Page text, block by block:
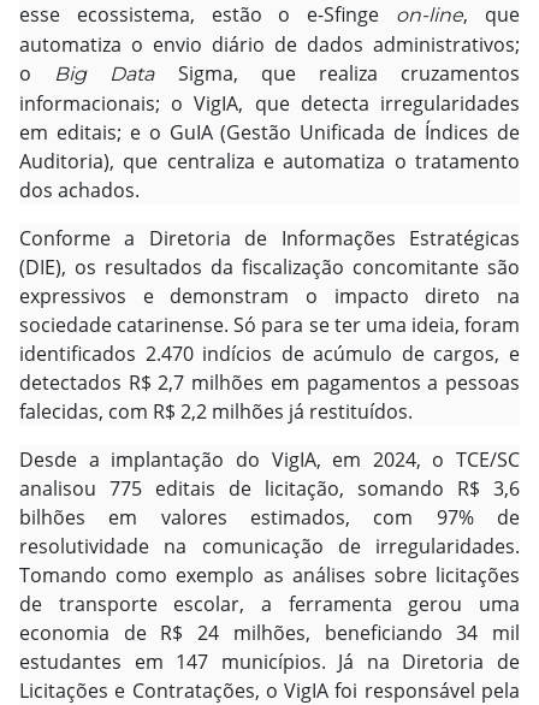
esse ecossistema, estão o e-Sfinge
on-line, que
automatiza o envio diário de dados administrativos;
o
Big Data
Sigma, que realiza cruzamentos
informacionais; o VigIA, que detecta irregularidades
em editais; e o GuIA (Gestão Unificada de Índices de
Auditoria), que centraliza e automatiza o tratamento
dos achados.
Conforme a Diretoria de Informações Estratégicas
(DIE), os resultados da fiscalização concomitante são
expressivos e demonstram o impacto direto na
sociedade catarinense. Só para se ter uma ideia, foram
identificados 2.470 indícios de acúmulo de cargos, e
detectados R$ 2,7 milhões em pagamentos a pessoas
falecidas, com R$ 2,2 milhões já restituídos.
Desde a implantação do VigIA, em 2024, o TCE/SC
analisou 775 editais de licitação, somando R$ 3,6
bilhões em valores estimados, com 97% de
resolutividade na comunicação de irregularidades.
Tomando como exemplo as análises sobre licitações
de transporte escolar, a ferramenta gerou uma
economia de R$ 24 milhões, beneficiando 34 mil
estudantes em 147 municípios. Já na Diretoria de
Licitações e Contratações, o VigIA foi responsável pela